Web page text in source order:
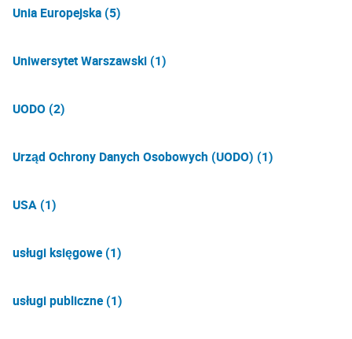
Unia Europejska (5)
Uniwersytet Warszawski (1)
UODO (2)
Urząd Ochrony Danych Osobowych (UODO) (1)
USA (1)
usługi księgowe (1)
usługi publiczne (1)